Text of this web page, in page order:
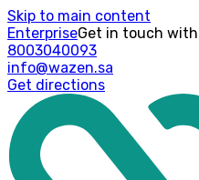
Skip to main content
Enterprise
8003040093
info@wazen.sa
Get directions